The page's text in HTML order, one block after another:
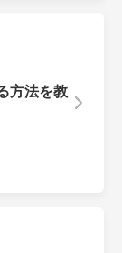
方法を教